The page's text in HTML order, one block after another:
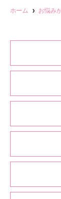
ホーム お悩み